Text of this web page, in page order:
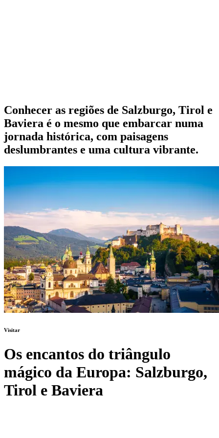
Conhecer as regiões de Salzburgo, Tirol e
Baviera é o mesmo que embarcar numa
jornada histórica, com paisagens
deslumbrantes e uma cultura vibrante.
Visitar
Os encantos do triângulo
mágico da Europa: Salzburgo,
Tirol e Baviera